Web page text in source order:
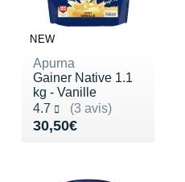
NEW
Apurna
Gainer Native 1.1
kg - Vanille
4.7
(3 avis)
Noté 4.7 sur 5
30,50€
Vendu 30,50€